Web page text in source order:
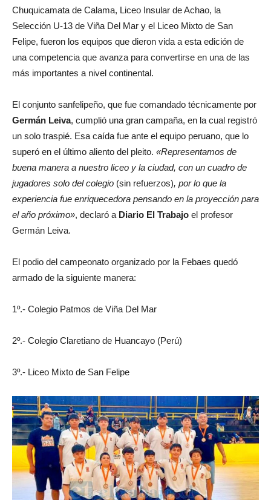
Chuquicamata de Calama, Liceo Insular de Achao, la
Selección U-13 de Viña Del Mar y el Liceo Mixto de San
Felipe, fueron los equipos que dieron vida a esta edición de
una competencia que avanza para convertirse en una de las
más importantes a nivel continental.
El conjunto sanfelipeño, que fue comandado técnicamente por
Germán Leiva, cumplió una gran campaña, en la cual registró
un solo traspié. Esa caída fue ante el equipo peruano, que lo
superó en el último aliento del pleito. «Representamos de
buena manera a nuestro liceo y la ciudad, con un cuadro de
jugadores solo del colegio (sin refuerzos), por lo que la
experiencia fue enriquecedora pensando en la proyección para
el año próximo», declaró a Diario El Trabajo el profesor
Germán Leiva.
El podio del campeonato organizado por la Febaes quedó
armado de la siguiente manera:
1º.- Colegio Patmos de Viña Del Mar
2º.- Colegio Claretiano de Huancayo (Perú)
3º.- Liceo Mixto de San Felipe